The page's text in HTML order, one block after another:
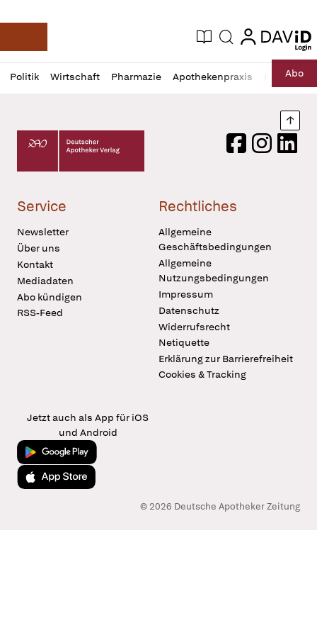
Deutsche Apotheker Zeitung
Aktuelle Ausgabe
Suche login
login
Politik Wirtschaft Pharmazie Apothekenpraxis RechtAbo
Profil
öffnen
Daz
Pur
Deutscher Apotheker Verlag Logo
FacebookInstagram
Service
Newsletter
Über uns
Kontakt
Mediadaten
Abo kündigen
RSS-Feed
Rechtliches
Allgemeine
Geschäftsbedingungen
Allgemeine
Nutzungsbedingungen
Impressum
Datenschutz
Widerrufsrecht
Netiquette
Erklärung zur Barrierefreiheit
Cookies & Tracking
Jetzt auch als App für iOS
und Android
Jetzt bei Google Play
Laden im App Store
© 2026 Deutsche Apotheker Zeitung